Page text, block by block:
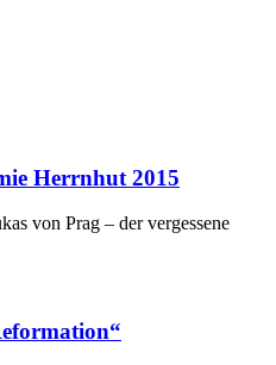
Herrnhut 2015
Prag – der vergessene